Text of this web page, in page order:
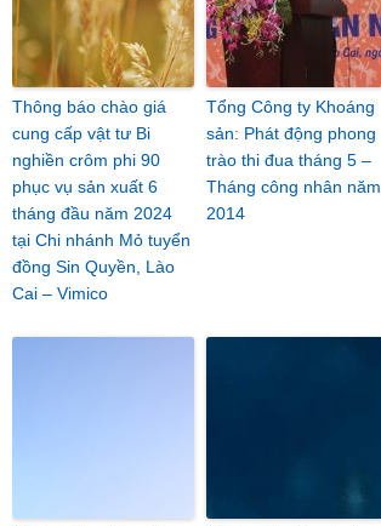
Thông báo chào giá
cung cấp vật tư Bi
nghiền crôm phi 90
phục vụ sản xuất 6
tháng đầu năm 2024
tại Chi nhánh Mỏ tuyển
đồng Sin Quyền, Lào
Cai – Vimico
Tổng Công ty Khoáng
sản: Phát động phong
trào thi đua tháng 5 –
Tháng công nhân năm
2014